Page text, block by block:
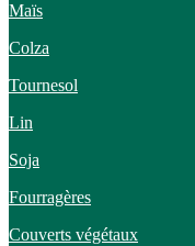
Maïs
Colza
Tournesol
Lin
Soja
Fourragères
Couverts végétaux